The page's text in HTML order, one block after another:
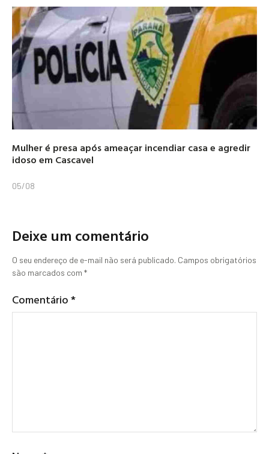
Mulher é presa após ameaçar incendiar casa e agredir
idoso em Cascavel
05/08
Deixe um comentário
O seu endereço de e-mail não será publicado. Campos obrigatórios
são marcados com *
Comentário*